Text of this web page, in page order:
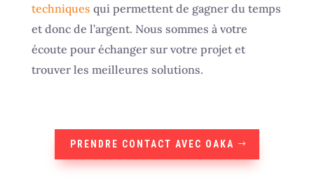
techniques qui permettent de gagner du temps
et donc de l’argent. Nous sommes à votre
écoute pour échanger sur votre projet et
trouver les meilleures solutions.
PRENDRE CONTACT AVEC OAKA